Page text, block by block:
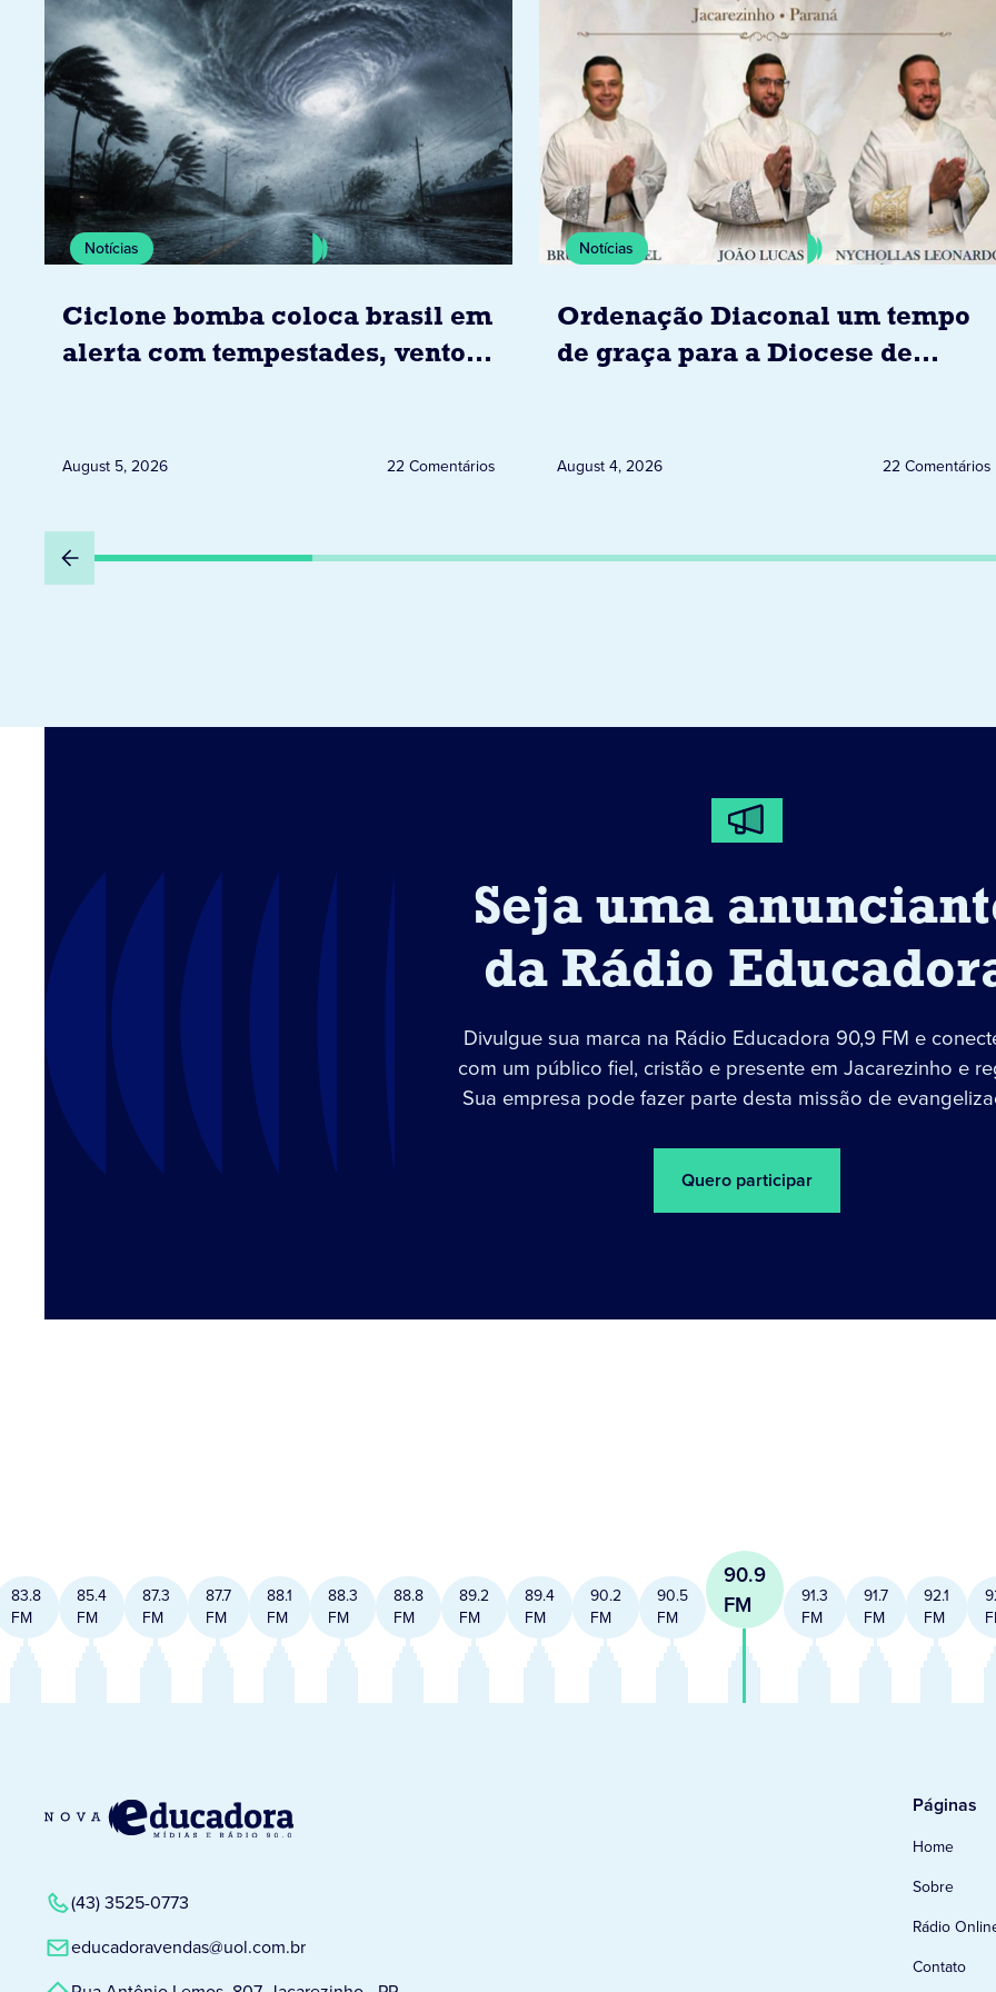
Notícias
Ciclone bomba coloca brasil em
alerta com tempestades, ventos
August 5, 2026 22 Comentários
Notícias
Ordenação Diaconal um tempo
de graça para a Diocese de
August 4, 2026 22 Comentários
Seja uma
da Rádio
Divulgue sua marca na Rádio Educadora 90,9 FM e
com um público fiel, cristão e presente em Jacarezinho e
Sua empresa pode fazer parte desta missão de
Quero participar
83.8
FM
85.4
FM
87.3
FM
87.7
FM
88.1
FM
88.3
FM
88.8
FM
89.2
FM
89.4
FM
90.2
FM
90.5
FM
90.9
FM
91.3
FM
91.7
FM
92.1
FM
(43) 3525-0773
educadoravendas@uol.com.br
Páginas
Home
Sobre
Rádio
Contato